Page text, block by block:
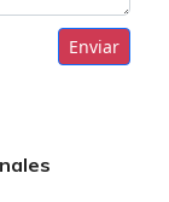
Enviar